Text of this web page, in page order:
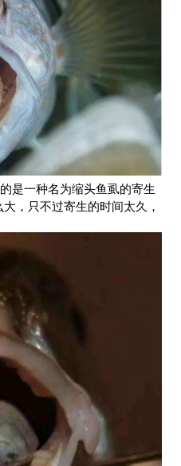
是一种名为缩头鱼虱的寄生
，只不过寄生的时间太久，